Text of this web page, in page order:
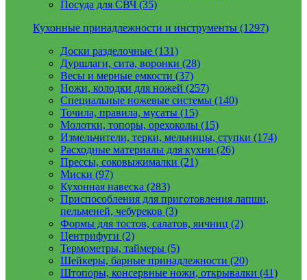
Посуда для СВЧ (35)
Кухонные принадлежности и инструменты (1297)
Доски разделочные (131)
Дуршлаги, сита, воронки (28)
Весы и мерные емкости (37)
Ножи, колодки для ножей (257)
Специальные ножевые системы (140)
Точила, правила, мусаты (15)
Молотки, топоры, орехоколы (15)
Измельчители, терки, мельницы, ступки (174)
Расходные материалы для кухни (26)
Прессы, соковыжималки (21)
Миски (97)
Кухонная навеска (283)
Приспособления для приготовления лапши,
пельменей, чебуреков (3)
Формы для тостов, салатов, яичниц (2)
Центрифуги (2)
Термометры, таймеры (5)
Шейкеры, барные принадлежности (20)
Штопоры, консервные ножи, открывалки (41)